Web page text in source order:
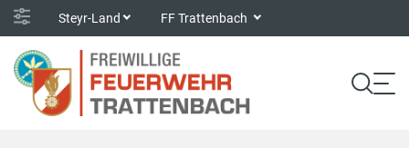
Steyr-Land FF Trattenbach